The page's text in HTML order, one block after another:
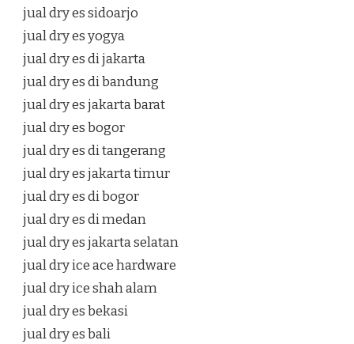
jual dry es sidoarjo
jual dry es yogya
jual dry es di jakarta
jual dry es di bandung
jual dry es jakarta barat
jual dry es bogor
jual dry es di tangerang
jual dry es jakarta timur
jual dry es di bogor
jual dry es di medan
jual dry es jakarta selatan
jual dry ice ace hardware
jual dry ice shah alam
jual dry es bekasi
jual dry es bali